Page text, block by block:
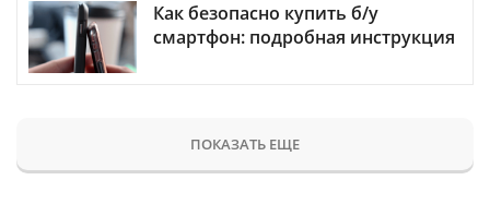
Как безопасно купить б/у
смартфон: подробная инструкция
ПОКАЗАТЬ ЕЩЕ